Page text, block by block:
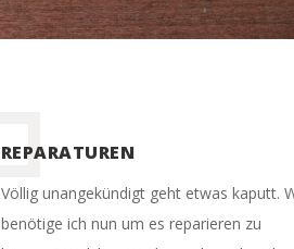
REPARATUREN
Völlig unangekündigt geht etwas kaputt.
benötige ich nun um es reparieren zu